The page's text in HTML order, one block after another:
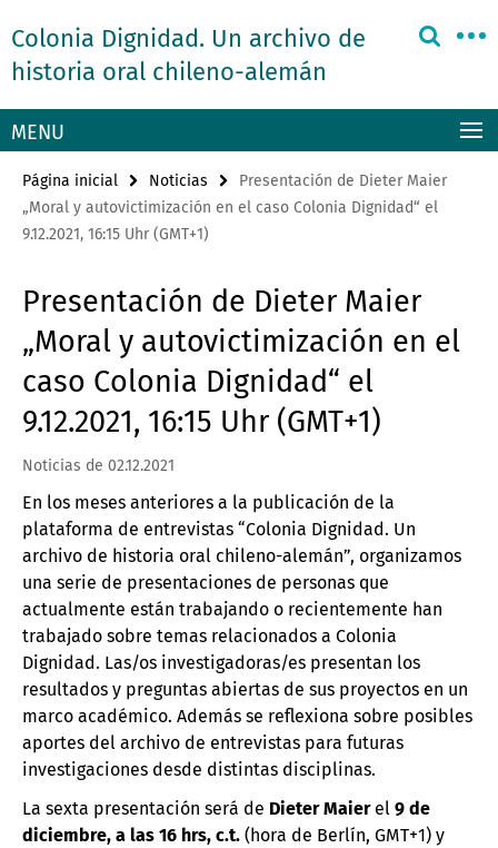
direkt
zu
Colonia Dignidad. Un archivo de
historia oral chileno-alemán
Herramientas
de
MENU
Página inicial Noticias
Presentación de Dieter Maier
„Moral y autovictimización en el caso Colonia Dignidad“ el
9.12.2021, 16:15 Uhr (GMT+1)
Presentación de Dieter Maier
„Moral y autovictimización en el
caso Colonia Dignidad“ el
9.12.2021, 16:15 Uhr (GMT+1)
Noticias de 02.12.2021
En los meses anteriores a la publicación de la
plataforma de entrevistas “Colonia Dignidad. Un
archivo de historia oral chileno-alemán”, organizamos
una serie de presentaciones de personas que
actualmente están trabajando o recientemente han
trabajado sobre temas relacionados a Colonia
Dignidad. Las/os investigadoras/es presentan los
resultados y preguntas abiertas de sus proyectos en un
marco académico. Además se reflexiona sobre posibles
aportes del archivo de entrevistas para futuras
investigaciones desde distintas disciplinas.
La sexta presentación será de Dieter Maierel 9 de
diciembre, a las 16 hrs, c.t. (hora de Berlín, GMT+1) y